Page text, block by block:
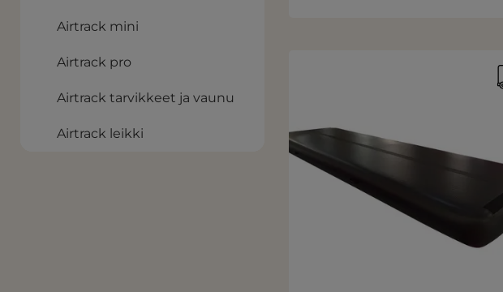
Airtrack mini
Airtrack pro
Airtrack tarvikkeet ja vaunu
Airtrack leikki